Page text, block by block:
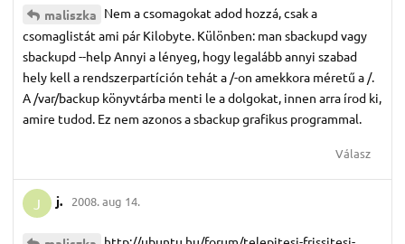
maliszka Nem a csomagokat adod hozzá, csak a
csomaglistát ami pár Kilobyte. Különben: man sbackupd vagy
sbackupd --help Annyi a lényeg, hogy legalább annyi szabad
hely kell a rendszerpartíción tehát a /-on amekkora méretű a /.
A /var/backup könyvtárba menti le a dolgokat, innen arra írod ki,
amire tudod. Ez nem azonos a sbackup grafikus programmal.
Válasz
J j.​ 2008. aug 14.